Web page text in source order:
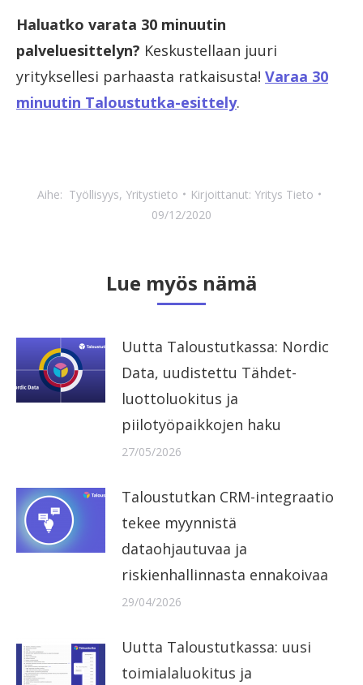
Haluatko varata 30 minuutin
palveluesittelyn? Keskustellaan juuri
yrityksellesi parhaasta ratkaisusta! Varaa 30
minuutin Taloustutka-esittely.
Aihe: Työllisyys, Yritystieto Kirjoittanut: Yritys Tieto
09/12/2020
Lue myös nämä
Uutta Taloustutkassa: Nordic
Data, uudistettu Tähdet-
luottoluokitus ja
piilotyöpaikkojen haku
27/05/2026
Taloustutkan CRM-integraatio
tekee myynnistä
dataohjautuvaa ja
riskienhallinnasta ennakoivaa
29/04/2026
Uutta Taloustutkassa: uusi
toimialaluokitus ja